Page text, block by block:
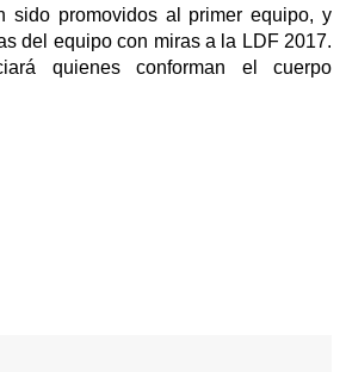
sido promovidos al primer equipo, y
del equipo con miras a la LDF 2017.
quienes conforman el cuerpo